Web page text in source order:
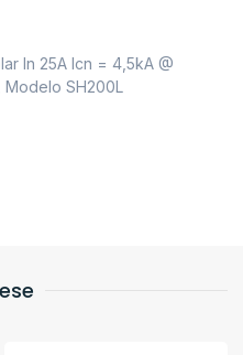
In 25A Icn = 4,5kA @
Modelo SH200L